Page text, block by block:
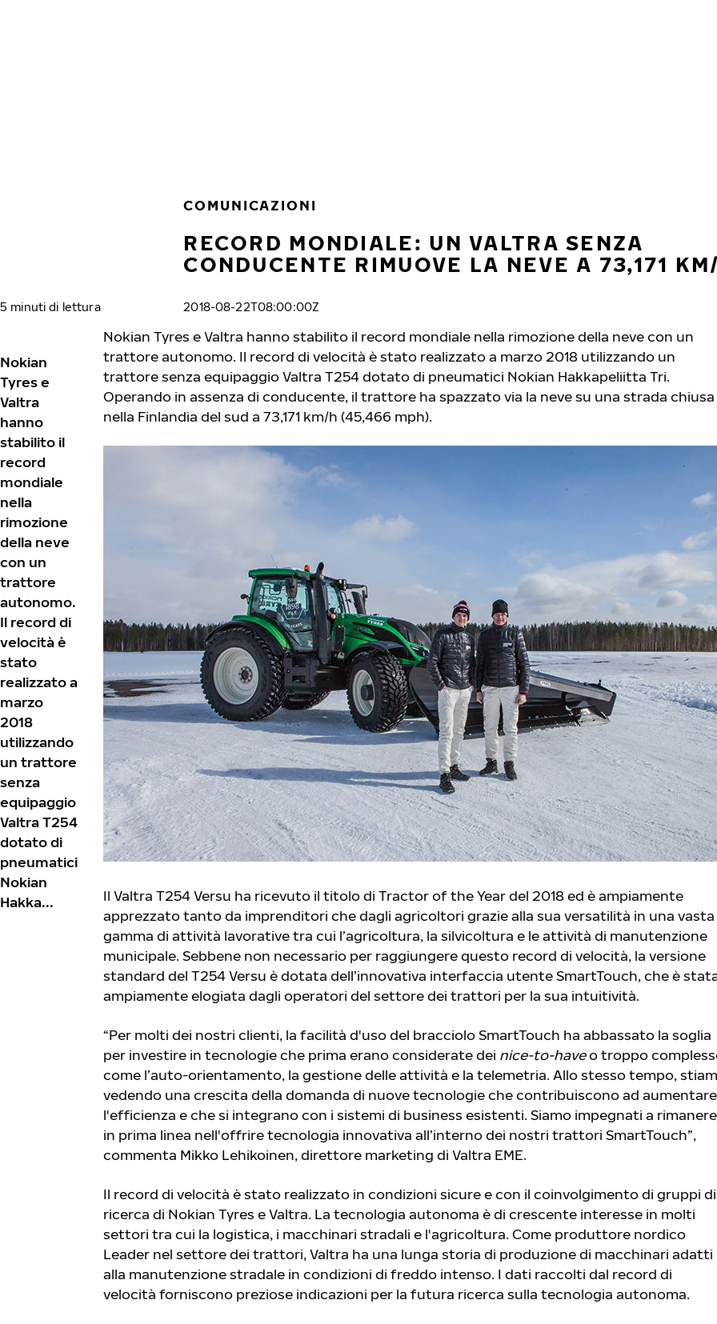
COMUNICAZIONI
RECORD MONDIALE: UN VALTRA SENZA
CONDUCENTE RIMUOVE LA NEVE A 73,171
5 minuti di lettura 2018-08-22T08:00:00Z
Nokian
Tyres e
Valtra
hanno
stabilito il
record
mondiale
nella
rimozione
della neve
con un
trattore
autonomo.
Il record di
velocità è
stato
realizzato a
marzo
2018
utilizzando
un trattore
senza
equipaggio
Valtra T254
dotato di
pneumatici
Nokian
Hakka...
Nokian Tyres e Valtra hanno stabilito il record mondiale nella rimozione della neve con un
trattore autonomo. Il record di velocità è stato realizzato a marzo 2018 utilizzando un
trattore senza equipaggio Valtra T254 dotato di pneumatici Nokian Hakkapeliitta Tri.
Operando in assenza di conducente, il trattore ha spazzato via la neve su una strada chiusa
nella Finlandia del sud a 73,171 km/h (45,466 mph).
Il Valtra T254 Versu ha ricevuto il titolo di Tractor of the Year del 2018 ed è ampiamente
apprezzato tanto da imprenditori che dagli agricoltori grazie alla sua versatilità in una vasta
gamma di attività lavorative tra cui l’agricoltura, la silvicoltura e le attività di manutenzione
municipale. Sebbene non necessario per raggiungere questo record di velocità, la versione
standard del T254 Versu è dotata dell’innovativa interfaccia utente SmartTouch, che è
ampiamente elogiata dagli operatori del settore dei trattori per la sua intuitività.
“Per molti dei nostri clienti, la facilità d'uso del bracciolo SmartTouch ha abbassato la soglia
per investire in tecnologie che prima erano considerate dei nice-to-haveo troppo
come l’auto-orientamento, la gestione delle attività e la telemetria. Allo stesso tempo,
vedendo una crescita della domanda di nuove tecnologie che contribuiscono ad aumentare
l'efficienza e che si integrano con i sistemi di business esistenti. Siamo impegnati a rimanere
in prima linea nell'offrire tecnologia innovativa all’interno dei nostri trattori SmartTouch”,
commenta Mikko Lehikoinen, direttore marketing di Valtra EME.
Il record di velocità è stato realizzato in condizioni sicure e con il coinvolgimento di gruppi di
ricerca di Nokian Tyres e Valtra. La tecnologia autonoma è di crescente interesse in molti
settori tra cui la logistica, i macchinari stradali e l'agricoltura. Come produttore nordico
Leader nel settore dei trattori, Valtra ha una lunga storia di produzione di macchinari adatti
alla manutenzione stradale in condizioni di freddo intenso. I dati raccolti dal record di
velocità forniscono preziose indicazioni per la futura ricerca sulla tecnologia autonoma.